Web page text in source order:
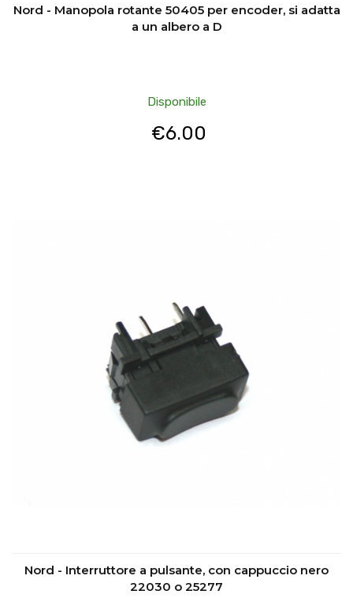
Nord - Manopola rotante 50405 per encoder, si adatta
a un albero a D
Disponibile
€6.00
Nord - Interruttore a pulsante, con cappuccio nero
22030 o 25277